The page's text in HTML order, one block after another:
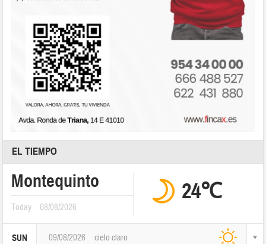
EL TIEMPO
Montequinto
Today 08/08/2026
24℃
SUN 09/08/2026 cielo claro